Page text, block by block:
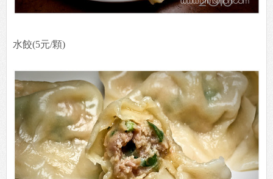
水餃(5元/顆)